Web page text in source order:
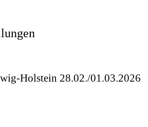
Holstein 28.02./01.03.2026